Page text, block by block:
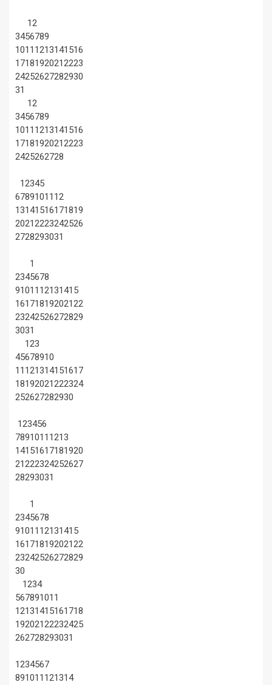
12
3456789
1011 1213141516
17181920212223
24252627282930
31
12
3456789
1011 1213141516
17181920212223
2425262728
12345
67891011 12
13141516171819
20212223242526
2728293031
1
2345678
91011 12131415
16171819202122
23242526272829
3031
123
45678910
11 121314151617
18192021222324
252627282930
123456
7891011 1213
14151617181920
21222324252627
28293031
1
2345678
91011 12131415
16171819202122
23242526272829
30
1234
567891011
12131415161718
19202122232425
262728293031
1234567
891011 121314